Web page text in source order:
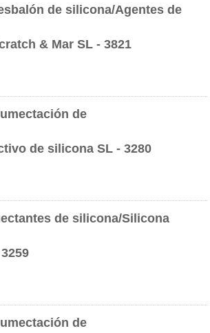
de silicona/Agentes de
& Mar SL - 3821
de
de silicona SL - 3280
de silicona/Silicona
de